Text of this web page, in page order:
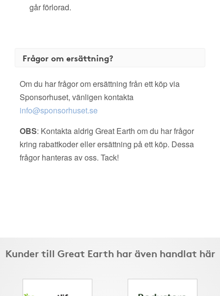
går förlorad.
Frågor om ersättning?
Om du har frågor om ersättning från ett köp via
Sponsorhuset, vänligen kontakta
info@sponsorhuset.se
OBS: Kontakta aldrig Great Earth om du har frågor
kring rabattkoder eller ersättning på ett köp. Dessa
frågor hanteras av oss. Tack!
Kunder till Great Earth har även handlat här